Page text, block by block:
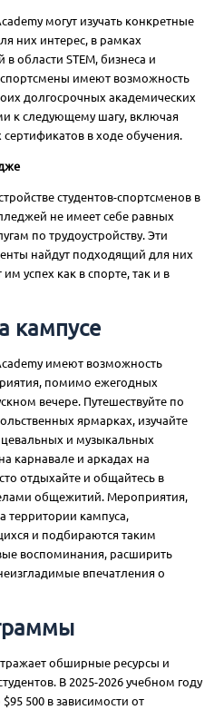
могут изучать конкретные
них интерес, в рамках
области STEM, бизнеса и
имеют возможность
долгосрочных академических
к следующему шагу, включая
в ходе обучения.
студентов-спортсменов в
не имеет себе равных
по трудоустройству. Эти
найдут подходящий для них
успех как в спорте, так и в
кампусе
имеют возможность
помимо ежегодных
вечере. Путешествуйте по
ярмарках, изучайте
и музыкальных
карнавале и аркадах на
отдыхайте и общайтесь в
общежитий. Мероприятия,
территории кампуса,
и подбираются таким
воспоминания, расширить
впечатления о
обширные ресурсы и
В 2025-2026 учебном году
500 в зависимости от